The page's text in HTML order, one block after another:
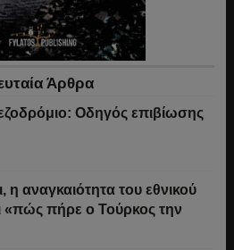
Άρθρα
Οδηγός επιβίωσης
η αναγκαιότητα του εθνικού
«πώς πήρε ο Τούρκος την